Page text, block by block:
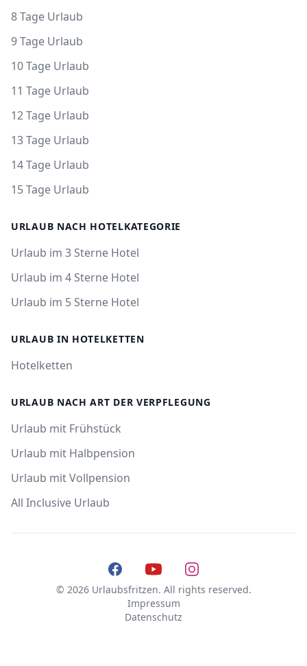
8 Tage Urlaub
9 Tage Urlaub
10 Tage Urlaub
11 Tage Urlaub
12 Tage Urlaub
13 Tage Urlaub
14 Tage Urlaub
15 Tage Urlaub
URLAUB NACH HOTELKATEGORIE
Urlaub im 3 Sterne Hotel
Urlaub im 4 Sterne Hotel
Urlaub im 5 Sterne Hotel
URLAUB IN HOTELKETTEN
Hotelketten
URLAUB NACH ART DER VERPFLEGUNG
Urlaub mit Frühstück
Urlaub mit Halbpension
Urlaub mit Vollpension
All Inclusive Urlaub
FacebookYouTubeInstagram
© 2026 Urlaubsfritzen. All rights reserved.
Impressum
Datenschutz